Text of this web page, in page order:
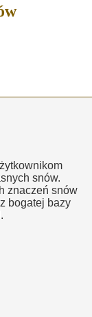
snów.
znaczeń snów
bogatej bazy